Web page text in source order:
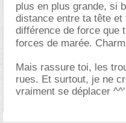
plus en plus grande, si
distance entre ta tête
différence de force que
forces de marée.
Mais rassure toi, les
rues. Et surtout, je ne
vraiment se déplacer ^^'